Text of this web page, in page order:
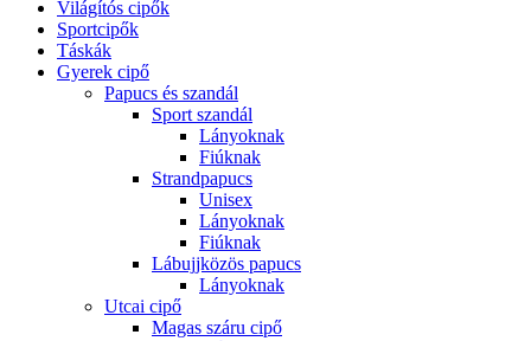
Világítós cipők
Sportcipők
Táskák
Gyerek cipő
Papucs és szandál
Sport szandál
Lányoknak
Fiúknak
Strandpapucs
Unisex
Lányoknak
Fiúknak
Lábujjközös papucs
Lányoknak
Utcai cipő
Magas száru cipő